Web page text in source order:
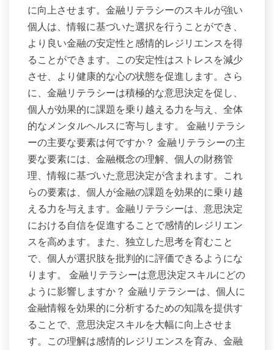
に向上させます。金融リテラシーのスキルが強い
個人は、情報に基づいた選択を行うことができ、
より良い金融の安定性と感情的レジリエンスを得
ることができます。この安定性はストレスを減少
させ、より健康的な心の状態を促進します。さら
に、金融リテラシーは積極的な意思決定を促し、
個人が効果的に課題を乗り越える力を与え、全体
的なメンタルヘルスに寄与します。 金融リテラシ
ーの主要な要素は何ですか？ 金融リテラシーの主
要な要素には、金融概念の理解、個人の財務管
理、情報に基づいた意思決定が含まれます。これ
らの要素は、個人が金融の課題を効果的に乗り越
える力を与えます。金融リテラシーは、意思決定
における自信を促進することで感情的レジリエン
スを高めます。また、独立した思考を育むこと
で、個人が選択肢を批判的に評価できるようにな
ります。 金融リテラシーは意思決定スキルにどの
ように影響しますか？ 金融リテラシーは、個人に
金融情報を効果的に分析するための知識を提供す
ることで、意思決定スキルを大幅に向上させま
す。この理解は感情的レジリエンスを育み、金融